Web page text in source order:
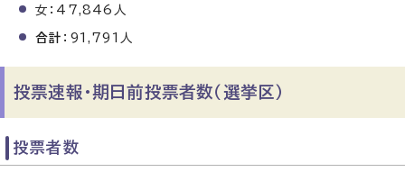
女：47,846人
合計 ：91,791人
投票速報・期日前投票者数（選挙区）
投票者数